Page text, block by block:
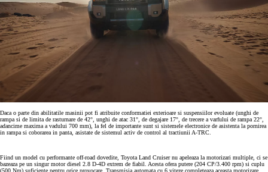
Daca o parte din abilitatile masinii pot fi atribuite conformatiei exterioare si suspensiilor evoluate (unghi de
rampa si de limita de rasturnare de 42°, unghi de atac 31°, de degajare 17°, de trecere a varfului de rampa 22°,
adancime maxima a vadului 700 mm), la fel de importante sunt si sistemele electronice de asistenta la pornirea
in rampa si coborarea in panta, asistate de sistemul activ de control al tractiunii A-TRC.
Fiind un model cu performante off-road dovedite, Toyota Land Cruiser nu apeleaza la motorizari multiple, ci se
bazeaza pe un singur motor diesel 2.8 D-4D extrem de fiabil. Acesta ofera putere (204 CP/3.400 rpm) si cuplu
(500 Nm) suficiente pentru orice provocare. Transmisia automata cu 6 viteze completeaza aceasta motorizare,